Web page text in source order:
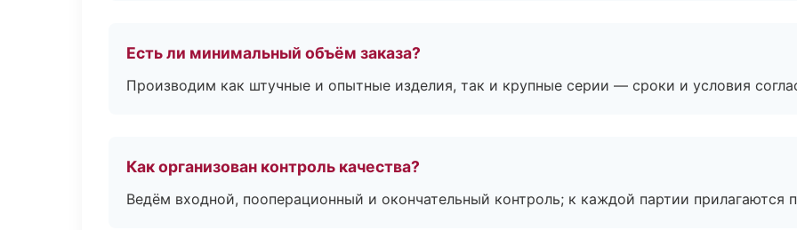
Есть ли минимальный объём заказа?
Производим как штучные и опытные изделия, так и крупные серии — сроки и условия
Как организован контроль качества?
Ведём входной, пооперационный и окончательный контроль; к каждой партии прилагаются